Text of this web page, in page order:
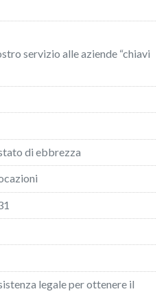
servizio alle aziende “chiavi
di ebbrezza
legale per ottenere il